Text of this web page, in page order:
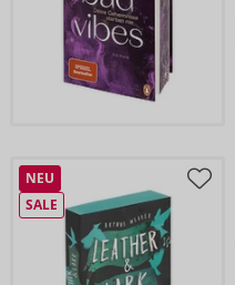
NEU
SALE